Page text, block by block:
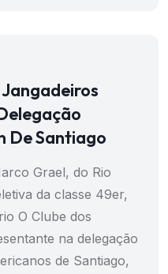
De Santiago
Grael, do Rio
da classe 49er,
O Clube dos
na delegação
de Santiago,